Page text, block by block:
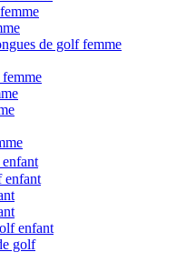
de golf femme
enfant
enfant
golf